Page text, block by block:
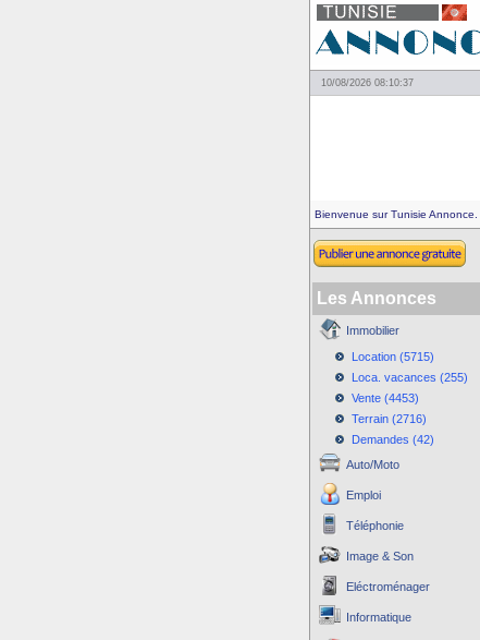
10/08/2026 08:10:37
Bienvenue sur Tunisie Annonce.
Les Annonces
Immobilier
Location (5715)
Loca. vacances (255)
Vente (4453)
Terrain (2716)
Demandes (42)
Auto/Moto
Emploi
Téléphonie
Image & Son
Eléctroménager
Informatique